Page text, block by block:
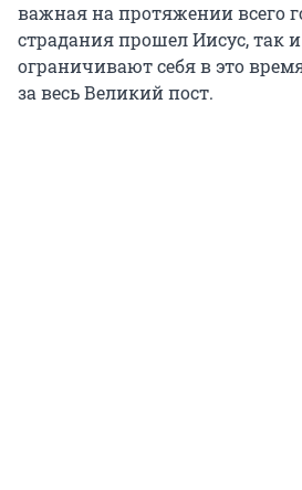
важная на протяжении всего
страдания прошел Иисус, так
ограничивают себя в это
за весь Великий пост.